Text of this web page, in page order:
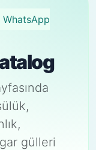
WhatsApp
gülleri